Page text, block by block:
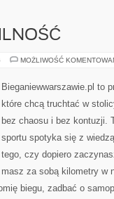
MOŻLIWOŚĆ
Bieganiewwarszawie.pl to
które chcą truchtać w
bez chaosu i bez kontuzji.
sportu spotyka się z
tego, czy dopiero
masz za sobą kilometry w
biegu, zadbać o